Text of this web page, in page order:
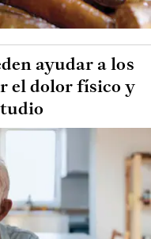
ayudar a los
el dolor físico y